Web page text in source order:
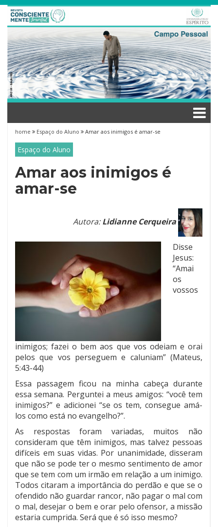
Skip
content
home Espaço do Aluno Amar aos inimigos é amar-se
Espaço do Aluno
Amar aos inimigos é
amar-se
Autora:Lidianne Cerqueira
Disse
Jesus:
“Amai
os
vossos
inimigos; fazei o bem aos que vos odeiam e orai
pelos que vos perseguem e caluniam” (Mateus,
5:43-44)
Essa passagem ficou na minha cabeça durante
essa semana. Perguntei a meus amigos: “você tem
inimigos?” e adicionei “se os tem, consegue amá-
los como está no evangelho?”.
As respostas foram variadas, muitos não
consideram que têm inimigos, mas talvez pessoas
difíceis em suas vidas. Por unanimidade, disseram
que não se pode ter o mesmo sentimento de amor
que se tem com um irmão em relação a um inimigo.
Todos citaram a importância do perdão e que se o
ofendido não guardar rancor, não pagar o mal com
o mal, desejar o bem e orar pelo ofensor, a missão
estaria cumprida. Será que é só isso mesmo?